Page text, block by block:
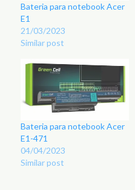
Bateria para notebook Acer
E1
21/03/2023
Similar post
Bateria para notebook Acer
E1-471
04/04/2023
Similar post